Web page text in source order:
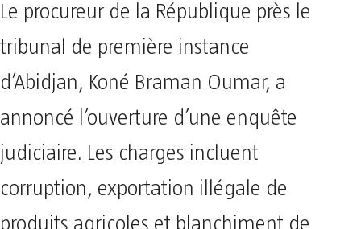
Le procureur de la République près le
tribunal de première instance
d’Abidjan, Koné Braman Oumar, a
annoncé l’ouverture d’une enquête
judiciaire. Les charges incluent
corruption, exportation illégale de
produits agricoles et blanchiment de